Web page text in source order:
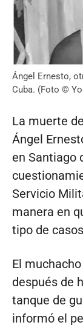
Ángel Ernesto,
Cuba. (Foto ©
La muerte
Ángel
en Santiago
Servicio
manera en
tipo de
El
después de
tanque de
informó el